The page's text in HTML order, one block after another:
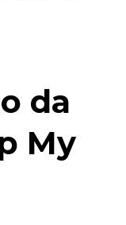
da
My